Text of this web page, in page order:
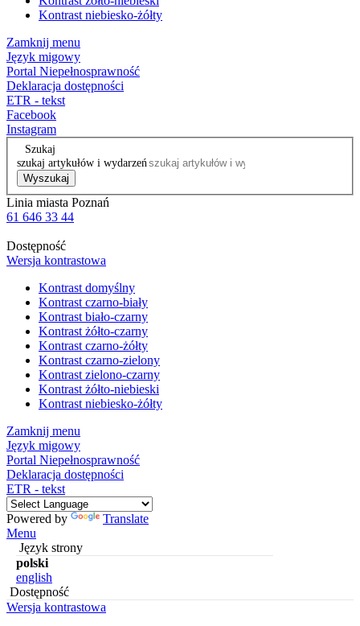
Kontrast niebiesko-żółty
Zamknij menu
Język migowy
Portal Niepełnosprawność
Deklaracja dostępności
ETR - tekst
Facebook
Instagram
Szukaj
szukaj artykułów i wydarzeń
Wyszukaj
Linia miasta Poznań
61 646 33 44
Dostępność
Wersja kontrastowa
Kontrast domyślny
Kontrast czarno-biały
Kontrast biało-czarny
Kontrast żółto-czarny
Kontrast czarno-żółty
Kontrast czarno-zielony
Kontrast zielono-czarny
Kontrast żółto-niebieski
Kontrast niebiesko-żółty
Zamknij menu
Język migowy
Portal Niepełnosprawność
Deklaracja dostępności
ETR - tekst
Powered by
Translate
Menu
Język strony
polski
english
Dostępność
Wersja kontrastowa